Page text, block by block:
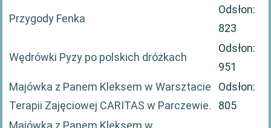
Przygody Fenka
Odsłon:
823
Wędrówki Pyzy po polskich dróżkach
Odsłon:
951
Majówka z Panem Kleksem w Warsztacie
Terapii Zajęciowej CARITAS w Parczewie.
Odsłon:
805
Majówka z Panem Kleksem w